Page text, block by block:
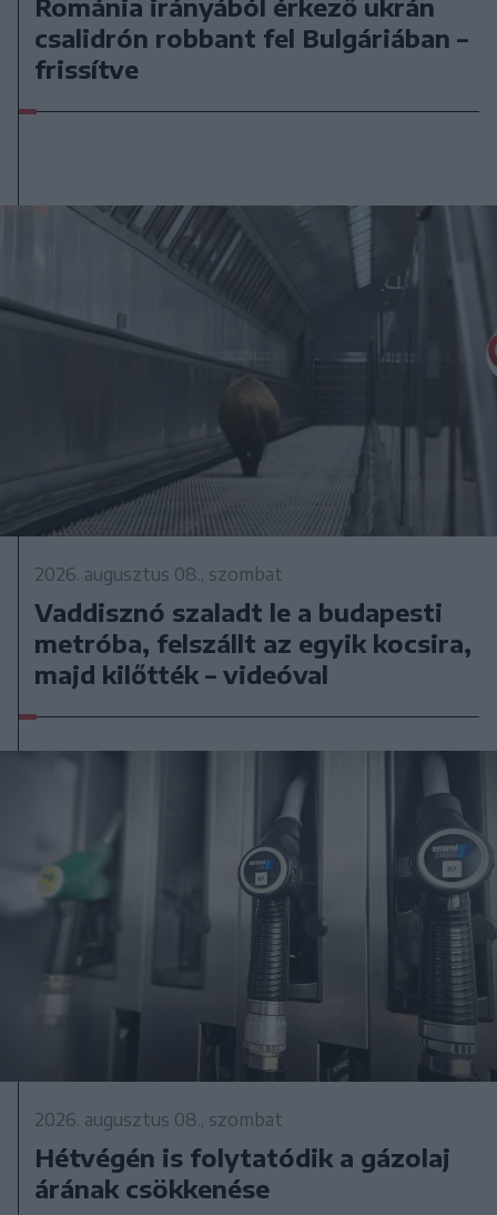
Románia irányából érkező ukrán
csalidrón robbant fel Bulgáriában –
frissítve
2026. augusztus 08., szombat
Vaddisznó szaladt le a budapesti
metróba, felszállt az egyik kocsira,
majd kilőtték – videóval
2026. augusztus 08., szombat
Hétvégén is folytatódik a gázolaj
árának csökkenése